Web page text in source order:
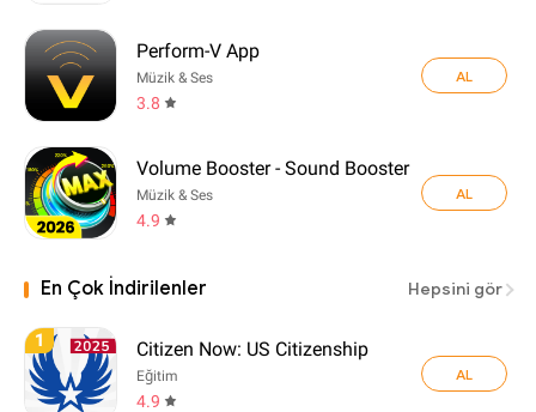
Perform-V App
Müzik & Ses
3.8
AL
Volume Booster - Sound Booster
Müzik & Ses
4.9
AL
En Çok İndirilenler Hepsini gör
1 Citizen Now: US Citizenship
Eğitim
4.9
AL